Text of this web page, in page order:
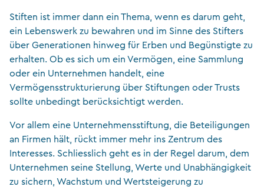
Stiften ist immer dann ein Thema, wenn es darum geht,
ein Lebenswerk zu bewahren und im Sinne des Stifters
über Generationen hinweg für Erben und Begünstigte zu
erhalten. Ob es sich um ein Vermögen, eine Sammlung
oder ein Unternehmen handelt, eine
Vermögensstrukturierung über Stiftungen oder Trusts
sollte unbedingt berücksichtigt werden.
Vor allem eine Unternehmensstiftung, die Beteiligungen
an Firmen hält, rückt immer mehr ins Zentrum des
Interesses. Schliesslich geht es in der Regel darum, dem
Unternehmen seine Stellung, Werte und Unabhängigkeit
zu sichern, Wachstum und Wertsteigerung zu